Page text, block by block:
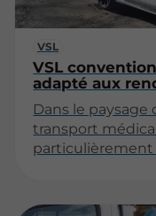
VSL
VSL
adapté aux
Dans le paysage
transport
particulièrement
(Véhicule